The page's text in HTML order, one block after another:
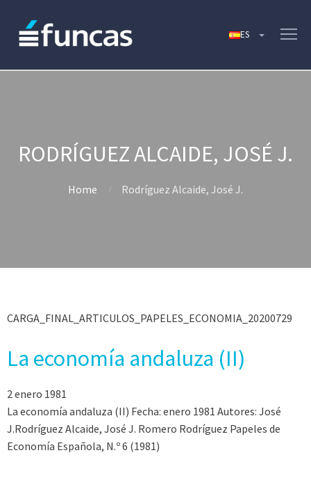
RODRÍGUEZ ALCAIDE, JOSÉ J.
Home Rodríguez Alcaide, José J.
CARGA_FINAL_ARTICULOS_PAPELES_ECONOMIA_20200729
La economía andaluza (II)
2 enero 1981
La economía andaluza (II) Fecha: enero 1981 Autores: José
J.Rodríguez Alcaide, José J. Romero Rodríguez Papeles de
Economía Española, N.º 6 (1981)